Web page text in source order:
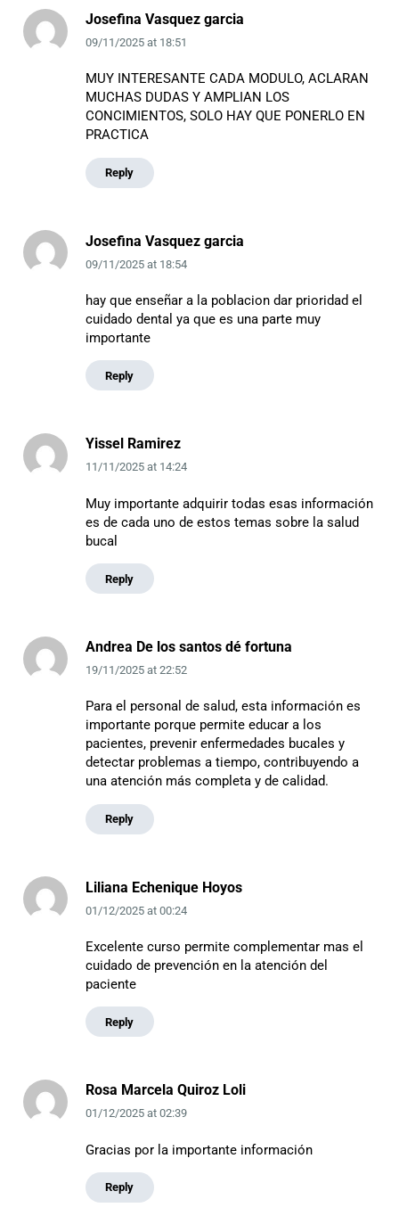
Josefina Vasquez garcia
09/11/2025at 18:51
MUY INTERESANTE CADA MODULO, ACLARAN
MUCHAS DUDAS Y AMPLIAN LOS
CONCIMIENTOS, SOLO HAY QUE PONERLO EN
PRACTICA
Reply
Josefina Vasquez garcia
09/11/2025at 18:54
hay que enseñar a la poblacion dar prioridad el
cuidado dental ya que es una parte muy
importante
Reply
Yissel Ramirez
11/11/2025at 14:24
Muy importante adquirir todas esas información
es de cada uno de estos temas sobre la salud
bucal
Reply
Andrea De los santos dé fortuna
19/11/2025at 22:52
Para el personal de salud, esta información es
importante porque permite educar a los
pacientes, prevenir enfermedades bucales y
detectar problemas a tiempo, contribuyendo a
una atención más completa y de calidad.
Reply
Liliana Echenique Hoyos
01/12/2025at 00:24
Excelente curso permite complementar mas el
cuidado de prevención en la atención del
paciente
Reply
Rosa Marcela Quiroz Loli
01/12/2025at 02:39
Gracias por la importante información
Reply